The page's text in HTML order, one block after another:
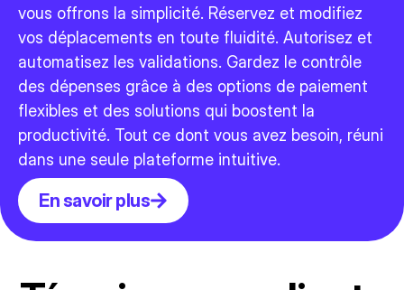
vous offrons la simplicité. Réservez et modifiez
vos déplacements en toute fluidité. Autorisez et
automatisez les validations. Gardez le contrôle
des dépenses grâce à des options de paiement
flexibles et des solutions qui boostent la
productivité. Tout ce dont vous avez besoin, réuni
dans une seule plateforme intuitive.
En savoir plus